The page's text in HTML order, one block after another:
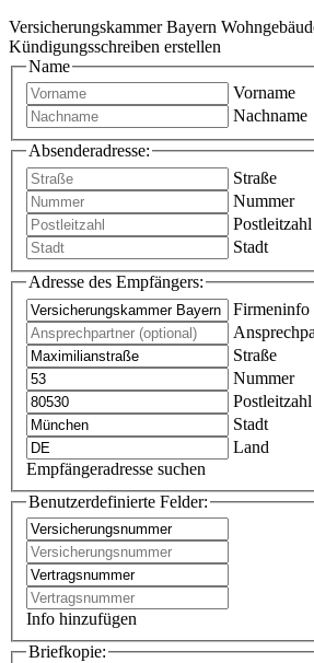
Versicherungskammer Bayern
Kündigungsschreiben erstellen
Name
Vorname
Nachname
Absenderadresse:
Straße
Nummer
Postleitzahl
Stadt
Adresse des Empfängers:
Firmeninfo
Straße
Nummer
Postleitzahl
Stadt
Land
Empfängeradresse suchen
Benutzerdefinierte Felder:
Info hinzufügen
Briefkopie: